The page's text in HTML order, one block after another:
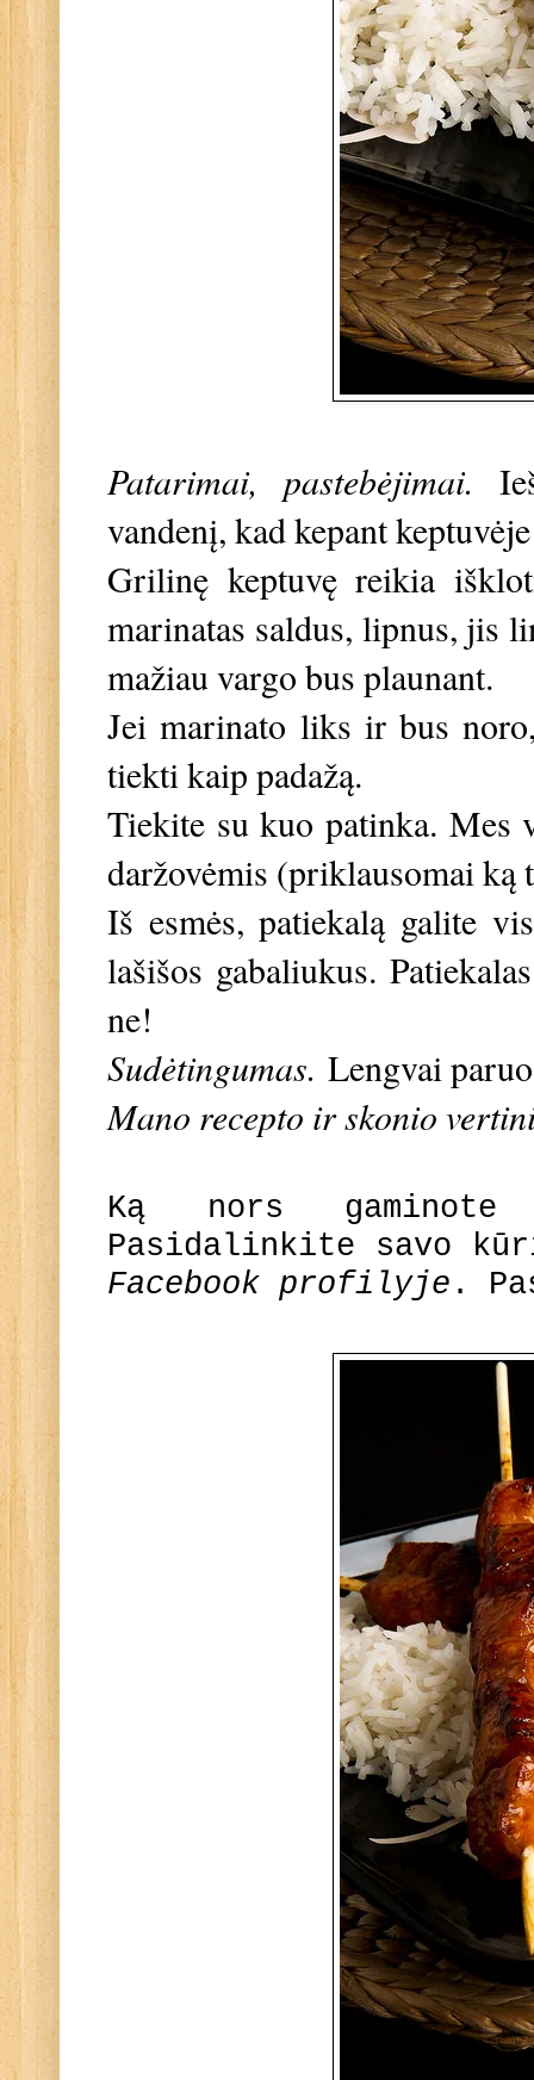
Patarimai, pastebėjimai.
vandenį, kad kepant
Grilinę keptuvę reikia
marinatas saldus, lipnus, jis
mažiau vargo bus plaunant.
Jei marinato liks ir bus
tiekti kaip padažą.
Tiekite su kuo patinka. Mes
daržovėmis (priklausomai ką
Iš esmės, patiekalą galite
lašišos gabaliukus.
ne!
Sudėtingumas. Lengvai
Mano recepto ir skonio
Ką nors
Pasidalinkite savo
Facebook profilyje .